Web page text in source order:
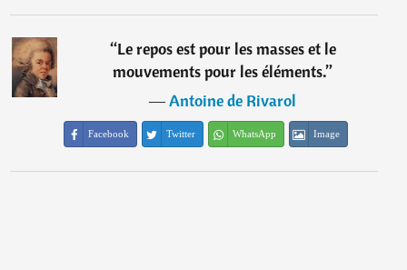
“Le repos est pour les masses et le
mouvements pour les éléments.”
―Antoine de Rivarol
Facebook Twitter WhatsApp Image